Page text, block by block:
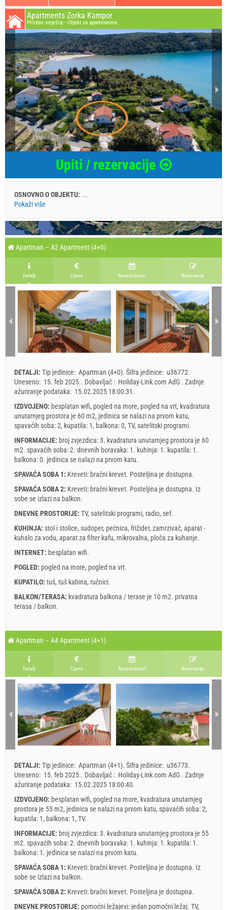
Apartments Zorka Kampor
Privatni smještaj - Objekt sa apartmanima
Upiti / rezervacije
OSNOVNO O OBJEKTU: ...
Pokaži više
Apartman – A2 Apartment (4+0)
Detalji Cijene Raspoloživost Rezervacije
DETALJI: Tip jedinice: Apartman (4+0). Šifra jedinice: u36772.
Uneseno: 15. feb 2025.. Dobavljač : Holiday-Link.com AdG . Zadnje
ažuriranje podataka: 15.02.2025 18:00:31.
IZDVOJENO: besplatan wifi, pogled na more, pogled na vrt, kvadratura
unutarnjeg prostora je 60 m2, jedinica se nalazi na prvom katu,
spavaćih soba: 2, kupatila: 1, balkona: 0, TV, satelitski programi.
INFORMACIJE: broj zvjezdica: 3. kvadratura unutarnjeg prostora je 60
m2. spavaćih soba: 2. dnevnih boravaka: 1. kuhinja: 1. kupatila: 1.
balkona: 0. jedinica se nalazi na prvom katu.
SPAVAĆA SOBA 1: Kreveti: bračni krevet. Posteljina je dostupna.
SPAVAĆA SOBA 2: Kreveti: bračni krevet. Posteljina je dostupna. Iz
sobe se izlazi na balkon.
DNEVNE PROSTORIJE: TV, satelitski programi, radio, sef.
KUHINJA: stol i stolice, sudoper, pećnica, frižider, zamrzivač, aparat -
kuhalo za vodu, aparat za filter kafu, mikrovalna, ploča za kuhanje.
INTERNET: besplatan wifi.
POGLED: pogled na more, pogled na vrt.
KUPATILO: tuš, tuš kabina, ručnici.
BALKON/TERASA: kvadratura balkona / terase je 10 m2. privatna
terasa / balkon.
A2 Apartment (4+0) : Prices 2026 EUR
Br. osoba
4. jul 2026.
8. aug 2026.
9. aug 2026.
28. aug 2026.
29. aug 2026.
11. sep 2026.
22. okt
1 - 4
142.86 EUR 142.86 EUR 128.57 EUR
121.43
5
dolazak
Svaki dan Svaki dan Svaki dan Svaki
Prikazana cijena je po jedinici za određeni broj osoba.
Ponude:
Holiday-Link plaća: 6. okt 2025. - 31. dec 2026. / - 10 %
Obavezno: Prijava gostiju (01.07. - 31.08): 10 EUR (once - za_person),
Prijava gostiju (01.01 - 30.06. / 01.09. - 31.12.): 5 EUR (once -
za_person)
august 2026
TH
2
3 4 5 6 7
8
9
10 11 12 13 14
15
16
17 18 19 20 21
22
30
31
Polja označena s zvijedicom (*) su obavezna!
Apartman – A4 Apartment (4+1)
Detalji Cijene Raspoloživost Rezervacije
DETALJI: Tip jedinice: Apartman (4+1). Šifra jedinice: u36773.
Uneseno: 15. feb 2025.. Dobavljač : Holiday-Link.com AdG . Zadnje
ažuriranje podataka: 15.02.2025 18:00:40.
IZDVOJENO: besplatan wifi, pogled na more, kvadratura unutarnjeg
prostora je 55 m2, jedinica se nalazi na prvom katu, spavaćih soba: 2,
kupatila: 1, balkona: 1, TV.
INFORMACIJE: broj zvjezdica: 3. kvadratura unutarnjeg prostora je 55
m2. spavaćih soba: 2. dnevnih boravaka: 1. kuhinja: 1. kupatila: 1.
balkona: 1. jedinica se nalazi na prvom katu.
SPAVAĆA SOBA 1: Kreveti: bračni krevet. Posteljina je dostupna. Iz
sobe se izlazi na balkon.
SPAVAĆA SOBA 2: Kreveti: bračni krevet. Posteljina je dostupna.
DNEVNE PROSTORIJE: pomoćni ležajevi: jedan pomoćni ležaj. TV,